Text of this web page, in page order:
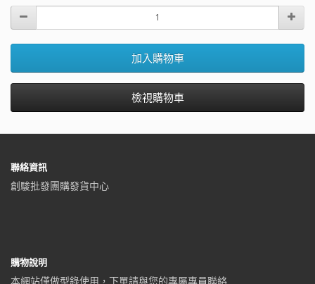
加入購物車
檢視購物車
聯絡資訊
創駿批發團購發貨中心
購物說明
本網站僅做型錄使用，下單請與您的專屬專員聯絡